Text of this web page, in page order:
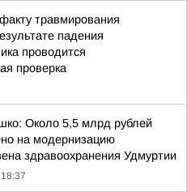
травмирования
падения
проводится
проверка
Около 5,5 млрд рублей
на модернизацию
здравоохранения Удмуртии